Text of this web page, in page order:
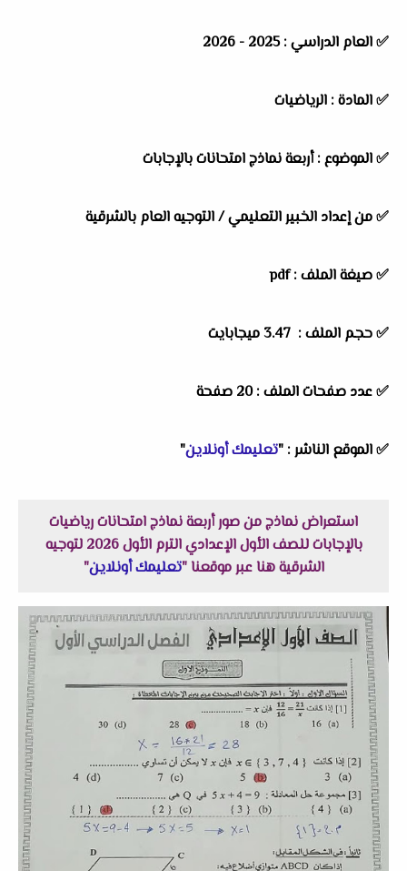
✅العام الدراسي :2025 - 2026
✅المادة : الرياضيات
✅الموضوع :أربعة نماذج امتحانات بالإجابات
✅من إعداد الخبير التعليمي / التوجيه العام بالشرقية
✅ صيغة الملف : pdf
✅ حجم الملف : 3.47 ميجابايت
✅ عدد صفحات الملف : 20 صفحة
✅الموقع الناشر : "تعليمك أونلاين"
استعراض نماذج من صور أربعة نماذج امتحانات رياضيات
بالإجابات للصف الأول الإعدادي الترم الأول 2026 لتوجيه
الشرقية هنا عبر موقعنا "تعليمك أونلاين"